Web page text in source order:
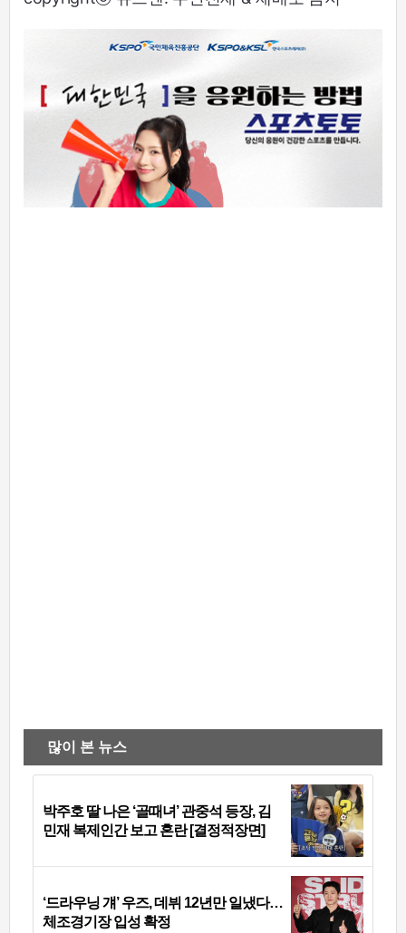
많이 본 뉴스
박주호 딸 나은 ‘골때녀’ 관중석 등장, 김
민재 복제인간 보고 혼란 [결정적장면]
‘드라우닝 걔’ 우즈, 데뷔 12년만 일냈다…
체조경기장 입성 확정